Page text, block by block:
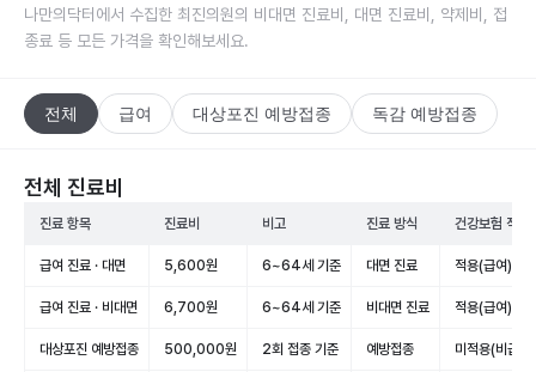
나만의닥터에서 수집한 최진의원의 비대면 진료비, 대면 진료비, 약제비, 접
종료 등 모든 가격을 확인해보세요.
전체 급여 대상포진 예방접종 독감 예방접종
전체 진료비
진료 항목 진료비 비고 진료 방식 건강보험 적용
급여 진료 · 대면 5,600원 6~64세 기준 대면 진료 적용(급여)
급여 진료 · 비대면 6,700원 6~64세 기준 비대면 진료 적용(급여)
대상포진 예방접종 500,000원 2회 접종 기준 예방접종 미적용(비급여)